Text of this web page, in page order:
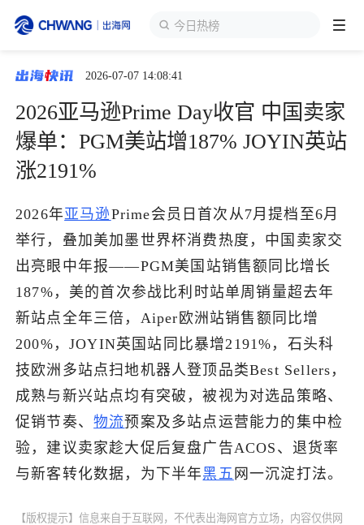
今日热榜
跨境展会
出海服务
出海资讯
跨境报告
出海导航
出海交流群
了解出海网
2026-07-07 14:08:41
2026亚马逊Prime Day收官 中国卖家
爆单：PGM美站增187% JOYIN英站
涨2191%
2026年亚马逊Prime会员日首次从7月提档至6月
举行，叠加美加墨世界杯消费热度，中国卖家交
出亮眼中年报——PGM美国站销售额同比增长
187%，美的首次参战比利时站单周销量超去年
新站点全年三倍，Aiper欧洲站销售额同比增
200%，JOYIN英国站同比暴增2191%，石头科
技欧洲多站点扫地机器人登顶品类Best Sellers，
成熟与新兴站点均有突破，被视为对选品策略、
促销节奏、物流预案及多站点运营能力的集中检
验，建议卖家趁大促后复盘广告ACOS、退货率
与新客转化数据，为下半年黑五 网一沉淀打法。
【版权提示】信息来自于互联网，不代表出海网官方立场，内容仅供网